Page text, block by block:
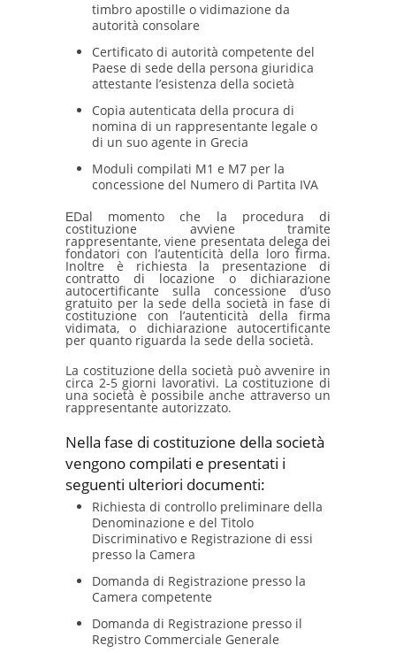
timbro apostille o vidimazione da
autorità consolare
Certificato di autorità competente del
Paese di sede della persona giuridica
attestante l’esistenza della società
Copia autenticata della procura di
nomina di un rappresentante legale o
di un suo agente in Grecia
Moduli compilati M1 e M7 per la
concessione del Numero di Partita IVA
ΕDal momento che la procedura di
costituzione avviene tramite
rappresentante, viene presentata delega dei
fondatori con l’autenticità della loro firma.
Inoltre è richiesta la presentazione di
contratto di locazione o dichiarazione
autocertificante sulla concessione d’uso
gratuito per la sede della società in fase di
costituzione con l’autenticità della firma
vidimata, o dichiarazione autocertificante
per quanto riguarda la sede della società.
La costituzione della società può avvenire in
circa 2-5 giorni lavorativi. La costituzione di
una società è possibile anche attraverso un
rappresentante autorizzato.
Nella fase di costituzione della società
vengono compilati e presentati i
seguenti ulteriori documenti:
Richiesta di controllo preliminare della
Denominazione e del Titolo
Discriminativo e Registrazione di essi
presso la Camera
Domanda di Registrazione presso la
Camera competente
Domanda di Registrazione presso il
Registro Commerciale Generale